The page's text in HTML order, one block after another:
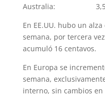
Australia: 3,56 (al
En EE.UU. hubo un
semana, por tercera
acumuló 16 centavos.
En Europa se
semana,
interno, sin cambios